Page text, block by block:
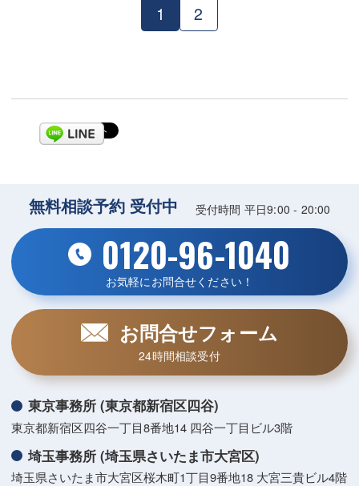
1 2
無料相談予約 受付中 受付時間 平日9:00 - 20:00
0120-96-1040
お気軽にお問合せください！
お問合せフォーム
24時間相談受付
東京事務所 (東京都新宿区四谷)
東京都新宿区四谷一丁目8番地14 四谷一丁目ビル3階
埼玉事務所 (埼玉県さいたま市大宮区)
埼玉県さいたま市大宮区桜木町1丁目9番地18 大宮三貴ビル4階